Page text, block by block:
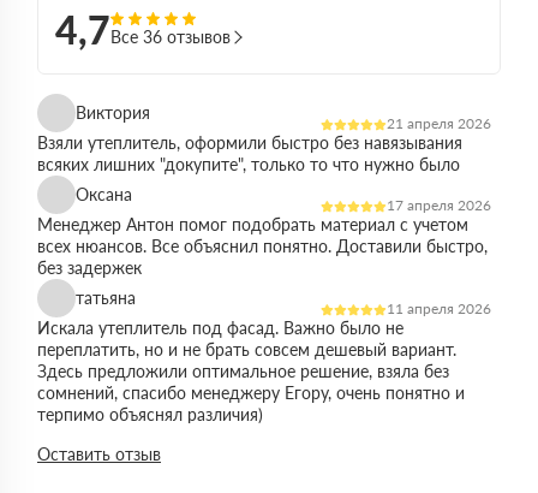
4,7Все 36 отзывов
Виктория
21 апреля 2026
Взяли утеплитель, оформили быстро без навязывания
всяких лишних "докупите", только то что нужно было
Оксана
17 апреля 2026
Менеджер Антон помог подобрать материал с учетом
всех нюансов. Все объяснил понятно. Доставили быстро,
без задержек
татьяна
11 апреля 2026
Искала утеплитель под фасад. Важно было не
переплатить, но и не брать совсем дешевый вариант.
Здесь предложили оптимальное решение, взяла без
сомнений, спасибо менеджеру Егору, очень понятно и
терпимо объяснял различия)
Оставить отзыв